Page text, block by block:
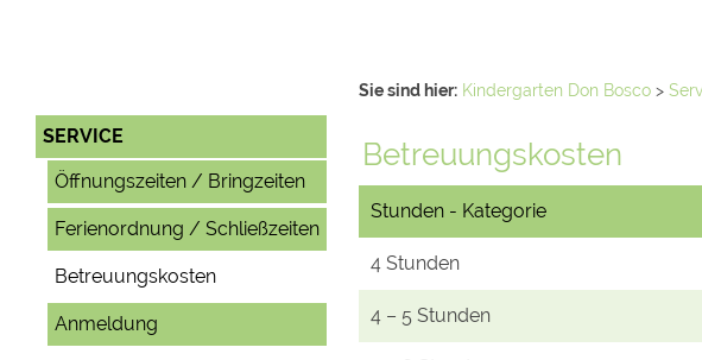
SERVICE
Öffnungszeiten / Bringzeiten
Ferienordnung / Schließzeiten
Betreuungskosten
Anmeldung
Sie sind hier: Kindergarten Don Bosco >
Betreuungskosten
Stunden - Kategorie
4 Stunden
4 – 5 Stunden